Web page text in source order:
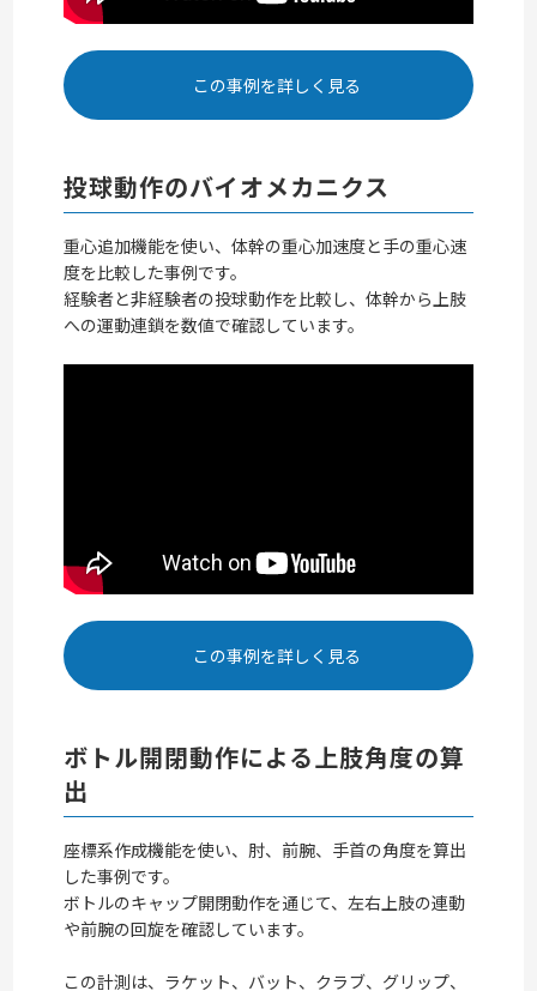
この事例を詳しく見る
投球動作のバイオメカニクス
重心追加機能を使い、体幹の重心加速度と手の重心速
度を比較した事例です。
経験者と非経験者の投球動作を比較し、体幹から上肢
への運動連鎖を数値で確認しています。
この事例を詳しく見る
ボトル開閉動作による上肢角度の算
出
座標系作成機能を使い、肘、前腕、手首の角度を算出
した事例です。
ボトルのキャップ開閉動作を通じて、左右上肢の連動
や前腕の回旋を確認しています。
この計測は、ラケット、バット、クラブ、グリップ、